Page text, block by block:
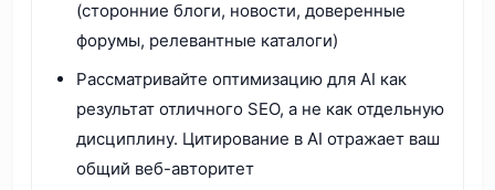
(сторонние блоги, новости, доверенные
форумы, релевантные каталоги)
Рассматривайте оптимизацию для AI как
результат отличного SEO, а не как отдельную
дисциплину. Цитирование в AI отражает ваш
общий веб-авторитет